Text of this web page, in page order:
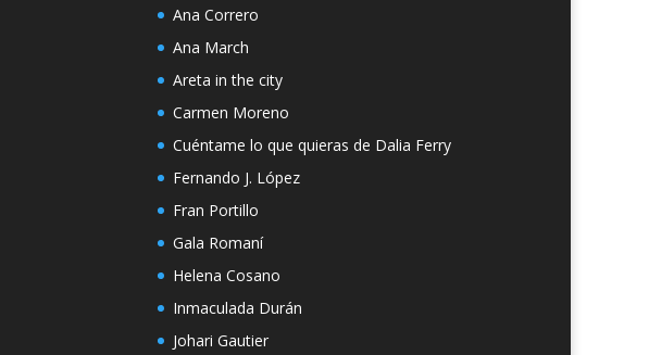
Ana Correro
Ana March
Areta in the city
Carmen Moreno
Cuéntame lo que quieras de Dalia Ferry
Fernando J. López
Fran Portillo
Gala Romaní
Helena Cosano
Inmaculada Durán
Johari Gautier